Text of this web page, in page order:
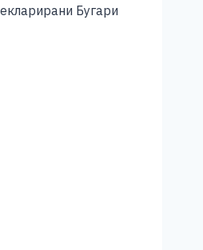
Бугари